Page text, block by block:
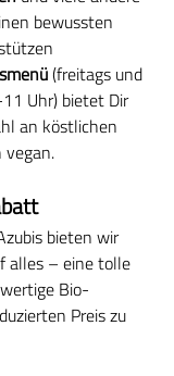
bewussten
(freitags und
Uhr) bietet Dir
an köstlichen
vegan.
bieten wir
alles – eine tolle
Bio-
Preis zu